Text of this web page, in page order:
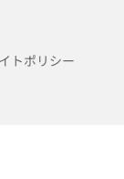
トポリシー